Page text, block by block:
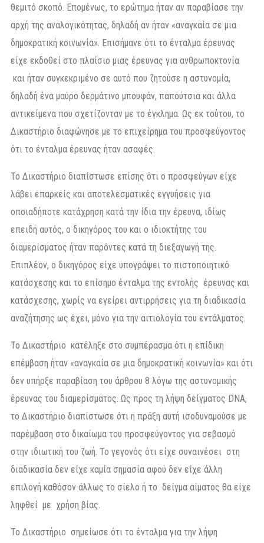
θεμιτό σκοπό. Επομένως, το ερώτημα ήταν αν παραβίασε την
αρχή της αναλογικότητας, δηλαδή αν ήταν «αναγκαία σε μια
δημοκρατική κοινωνία». Επισήμανε ότι το ένταλμα έρευνας
είχε εκδοθεί στο πλαίσιο μιας έρευνας για ανθρωποκτονία
και ήταν συγκεκριμένο σε αυτό που ζητούσε η αστυνομία,
δηλαδή ένα μαύρο δερμάτινο μπουφάν, παπούτσια και άλλα
αντικείμενα που σχετίζονταν με το έγκλημα. Ως εκ τούτου, το
Δικαστήριο διαφώνησε με το επιχείρημα του προσφεύγοντος
ότι το ένταλμα έρευνας ήταν ασαφές.
Το Δικαστήριο διαπίστωσε επίσης ότι ο προσφεύγων είχε
λάβει επαρκείς και αποτελεσματικές εγγυήσεις για
οποιαδήποτε κατάχρηση κατά την ίδια την έρευνα, ιδίως
επειδή αυτός, ο δικηγόρος του και ο ιδιοκτήτης του
διαμερίσματος ήταν παρόντες κατά τη διεξαγωγή της.
Επιπλέον, ο δικηγόρος είχε υπογράψει το πιστοποιητικό
κατάσχεσης και το επίσημο ένταλμα της εντολής έρευνας και
κατάσχεσης, χωρίς να εγείρει αντιρρήσεις για τη διαδικασία
αναζήτησης ως έχει, μόνο για την αιτιολογία του εντάλματος.
Το Δικαστήριο κατέληξε στο συμπέρασμα ότι η επίδικη
επέμβαση ήταν «αναγκαία σε μια δημοκρατική κοινωνία» και ότι
δεν υπήρξε παραβίαση του άρθρου 8 λόγω της αστυνομικής
έρευνας του διαμερίσματος. Ως προς τη λήψη δείγματος DNA,
το Δικαστήριο διαπίστωσε ότι η πράξη αυτή ισοδυναμούσε με
παρέμβαση στο δικαίωμα του προσφεύγοντος για σεβασμό
στην ιδιωτική του ζωή. Το γεγονός ότι είχε συναινέσει στη
διαδικασία δεν είχε καμία σημασία αφού δεν είχε άλλη
επιλογή καθόσον άλλως το σίελο ή το δείγμα αίματος θα είχε
ληφθεί με χρήση βίας.
Το Δικαστήριο σημείωσε ότι το ένταλμα για την λήψη